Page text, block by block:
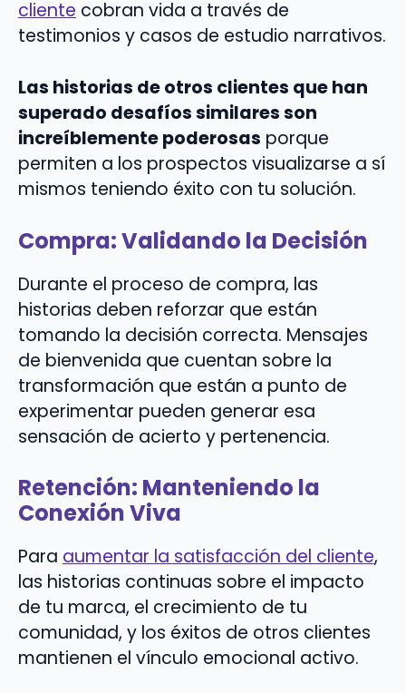
cliente cobran vida a través de
testimonios y casos de estudio narrativos.
Las historias de otros clientes que han
superado desafíos similares son
increíblemente poderosas porque
permiten a los prospectos visualizarse a sí
mismos teniendo éxito con tu solución.
Compra: Validando la Decisión
Durante el proceso de compra, las
historias deben reforzar que están
tomando la decisión correcta. Mensajes
de bienvenida que cuentan sobre la
transformación que están a punto de
experimentar pueden generar esa
sensación de acierto y pertenencia.
Retención: Manteniendo la
Conexión Viva
Para aumentar la satisfacción del cliente,
las historias continuas sobre el impacto
de tu marca, el crecimiento de tu
comunidad, y los éxitos de otros clientes
mantienen el vínculo emocional activo.